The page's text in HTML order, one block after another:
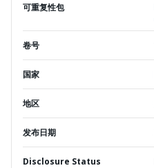
可重复性包
卷号
国家
地区
发布日期
Disclosure Status